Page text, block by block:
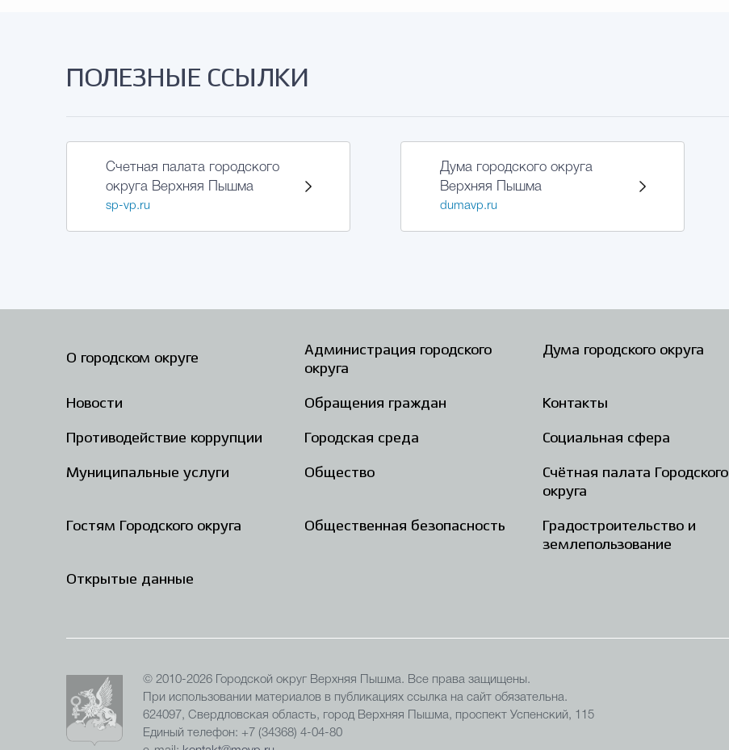
ПОЛЕЗНЫЕ ССЫЛКИ
Счетная палата городского
округа Верхняя Пышма
sp-vp.ru
Дума городского округа
Верхняя Пышма
dumavp.ru
О городском округе
Администрация городского
округа
Дума городского округа
Новости Обращения граждан Контакты
Противодействие коррупции Городская среда Социальная сфера
Муниципальные услуги Общество
Счётная палата Городского
округа
Гостям Городского округа Общественная безопасность
Градостроительство и
землепользование
Открытые данные
© 2010-2026 Городской округ Верхняя Пышма. Все права защищены.
При использовании материалов в публикациях ссылка на сайт обязательна.
624097, Свердловская область, город Верхняя Пышма, проспект Успенский, 115
Единый телефон: +7 (34368) 4-04-80